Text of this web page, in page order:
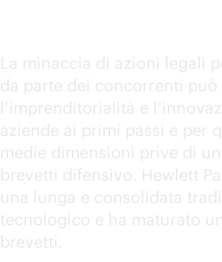
La minaccia di azioni legali
da parte dei concorrenti può
l’imprenditorialità e
aziende ai primi passi e per
medie dimensioni prive di
brevetti difensivo. Hewlett
una lunga e consolidata
tecnologico e ha maturato
brevetti.